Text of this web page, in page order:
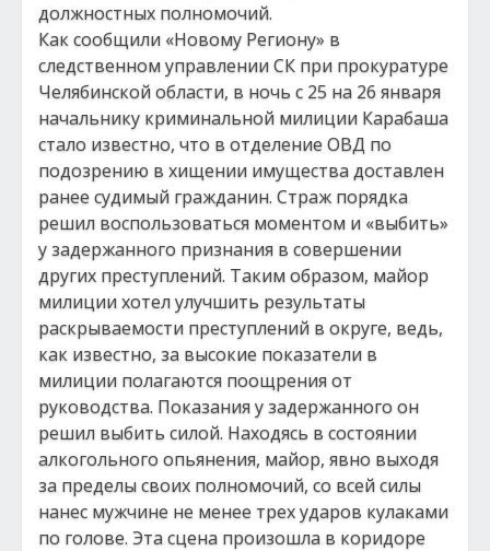
должностных полномочий.
Как сообщили «Новому Региону» в
следственном управлении СК при прокуратуре
Челябинской области, в ночь с 25 на 26 января
начальнику криминальной милиции Карабаша
стало известно, что в отделение ОВД по
подозрению в хищении имущества доставлен
ранее судимый гражданин. Страж порядка
решил воспользоваться моментом и «выбить»
у задержанного признания в совершении
других преступлений. Таким образом, майор
милиции хотел улучшить результаты
раскрываемости преступлений в округе, ведь,
как известно, за высокие показатели в
милиции полагаются поощрения от
руководства. Показания у задержанного он
решил выбить силой. Находясь в состоянии
алкогольного опьянения, майор, явно выходя
за пределы своих полномочий, со всей силы
нанес мужчине не менее трех ударов кулаками
по голове. Эта сцена произошла в коридоре